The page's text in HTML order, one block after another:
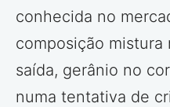
conhecida no
composição mistura
saída, gerânio no
numa tentativa de